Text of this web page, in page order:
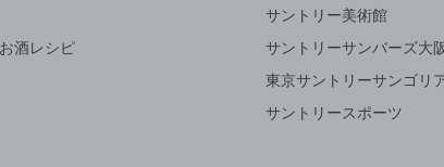
酒レシピ
サントリー美術館
サントリーサンバーズ大
東京サントリーサンゴリ
サントリースポーツ